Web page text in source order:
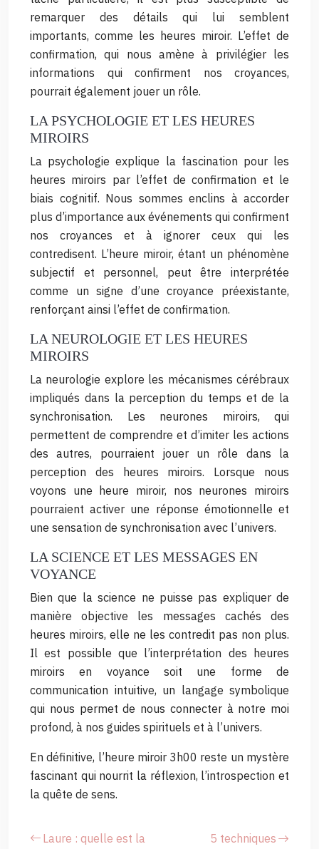
remarquer des détails qui lui semblent
importants, comme les heures miroir. L’effet de
confirmation, qui nous amène à privilégier les
informations qui confirment nos croyances,
pourrait également jouer un rôle.
LA PSYCHOLOGIE ET LES HEURES
MIROIRS
La psychologie explique la fascination pour les
heures miroirs par l’effet de confirmation et le
biais cognitif. Nous sommes enclins à accorder
plus d’importance aux événements qui confirment
nos croyances et à ignorer ceux qui les
contredisent. L’heure miroir, étant un phénomène
subjectif et personnel, peut être interprétée
comme un signe d’une croyance préexistante,
renforçant ainsi l’effet de confirmation.
LA NEUROLOGIE ET LES HEURES
MIROIRS
La neurologie explore les mécanismes cérébraux
impliqués dans la perception du temps et de la
synchronisation. Les neurones miroirs, qui
permettent de comprendre et d’imiter les actions
des autres, pourraient jouer un rôle dans la
perception des heures miroirs. Lorsque nous
voyons une heure miroir, nos neurones miroirs
pourraient activer une réponse émotionnelle et
une sensation de synchronisation avec l’univers.
LA SCIENCE ET LES MESSAGES EN
VOYANCE
Bien que la science ne puisse pas expliquer de
manière objective les messages cachés des
heures miroirs, elle ne les contredit pas non plus.
Il est possible que l’interprétation des heures
miroirs en voyance soit une forme de
communication intuitive, un langage symbolique
qui nous permet de nous connecter à notre moi
profond, à nos guides spirituels et à l’univers.
En définitive, l’heure miroir 3h00 reste un mystère
fascinant qui nourrit la réflexion, l’introspection et
la quête de sens.
Laure : quelle est la
5 techniques